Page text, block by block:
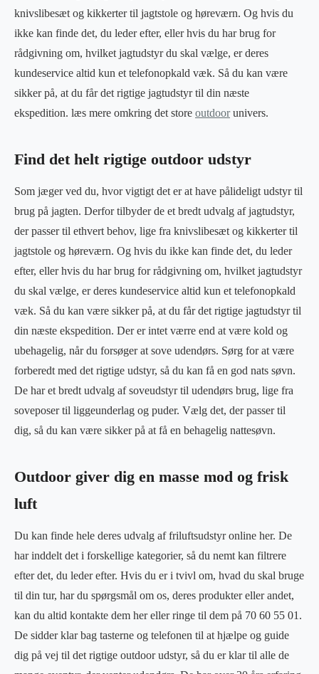
knivslibesæt og kikkerter til jagtstole og høreværn. Og hvis du
ikke kan finde det, du leder efter, eller hvis du har brug for
rådgivning om, hvilket jagtudstyr du skal vælge, er deres
kundeservice altid kun et telefonopkald væk. Så du kan være
sikker på, at du får det rigtige jagtudstyr til din næste
ekspedition. læs mere omkring det store outdoorunivers.
Find det helt rigtige outdoor udstyr
Som jæger ved du, hvor vigtigt det er at have pålideligt udstyr til
brug på jagten. Derfor tilbyder de et bredt udvalg af jagtudstyr,
der passer til ethvert behov, lige fra knivslibesæt og kikkerter til
jagtstole og høreværn. Og hvis du ikke kan finde det, du leder
efter, eller hvis du har brug for rådgivning om, hvilket jagtudstyr
du skal vælge, er deres kundeservice altid kun et telefonopkald
væk. Så du kan være sikker på, at du får det rigtige jagtudstyr til
din næste ekspedition. Der er intet værre end at være kold og
ubehagelig, når du forsøger at sove udendørs. Sørg for at være
forberedt med det rigtige udstyr, så du kan få en god nats søvn.
De har et bredt udvalg af soveudstyr til udendørs brug, lige fra
soveposer til liggeunderlag og puder. Vælg det, der passer til
dig, så du kan være sikker på at få en behagelig nattesøvn.
Outdoor giver dig en masse mod og frisk
luft
Du kan finde hele deres udvalg af friluftsudstyr online her. De
har inddelt det i forskellige kategorier, så du nemt kan filtrere
efter det, du leder efter. Hvis du er i tvivl om, hvad du skal bruge
til din tur, har du spørgsmål om os, deres produkter eller andet,
kan du altid kontakte dem her eller ringe til dem på 70 60 55 01.
De sidder klar bag tasterne og telefonen til at hjælpe og guide
dig på vej til det rigtige outdoor udstyr, så du er klar til alle de